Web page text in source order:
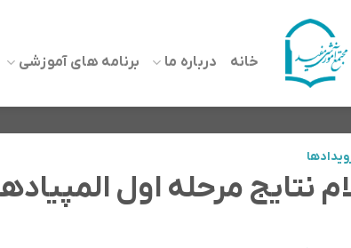
خانه درباره ما برنامه های آموزشی
نتایج مرحله اول